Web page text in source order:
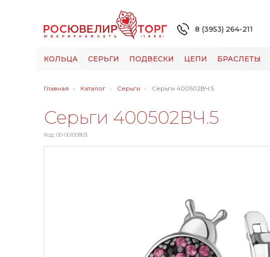
8 (3953) 264-211
КОЛЬЦА СЕРЬГИ ПОДВЕСКИ ЦЕПИ БРАСЛЕТЫ
Главная Каталог Серьги Серьги 400502ВЧ.5
Серьги 400502ВЧ.5
Код: 00-00100803